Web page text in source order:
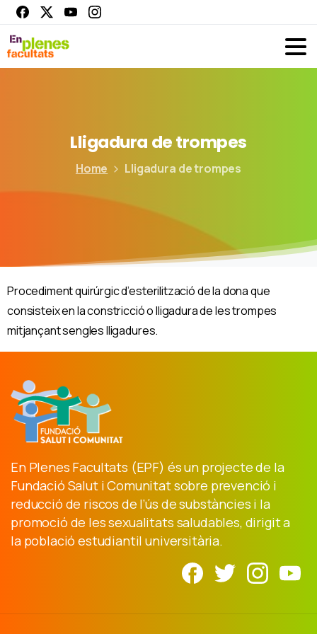
Lligadura detrompes
Home Lligadura de trompes
Procediment quirúrgic d’esterilització de la dona que
consisteix en la constricció o lligadura de les trompes
mitjançant sengles lligadures.
En Plenes Facultats (EPF) és un projecte de la
Fundació Salut i Comunitat sobre prevenció i
reducció de riscos de l’ús de substàncies i la
promoció de les sexualitats saludables, dirigit a
la població estudiantil universitària.